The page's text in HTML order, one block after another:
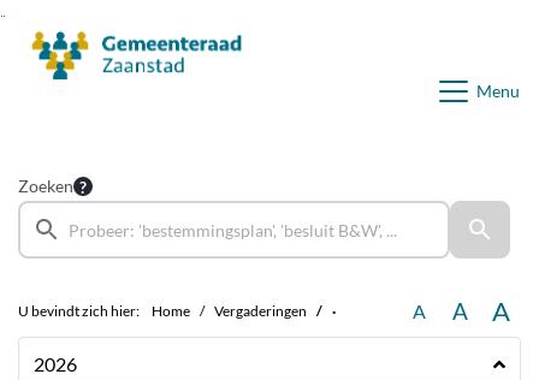
Menu
Zoeken
U bevindt zich hier: Home Vergaderingen · A A A
2026